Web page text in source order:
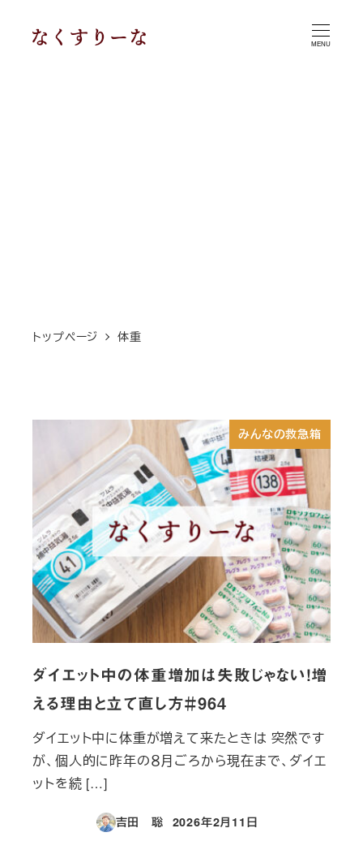
MENU
トップページ 体重
みんなの救急箱
ダイエット中の体重増加は失敗じゃない！増
える理由と立て直し方＃964
ダイエット中に体重が増えて来たときは 突然です
が、個人的に昨年の８月ごろから現在まで、ダイエ
ットを続 […]
吉田 聡
投稿日
2026年2月11日